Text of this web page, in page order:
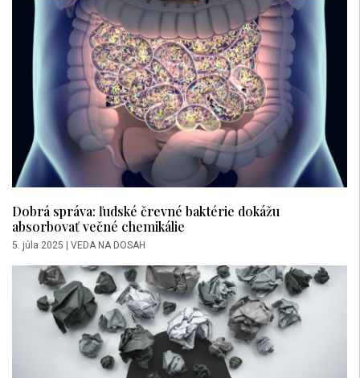
Dobrá správa: ľudské črevné baktérie dokážu
absorbovať večné chemikálie
5. júla 2025 VEDA NA DOSAH